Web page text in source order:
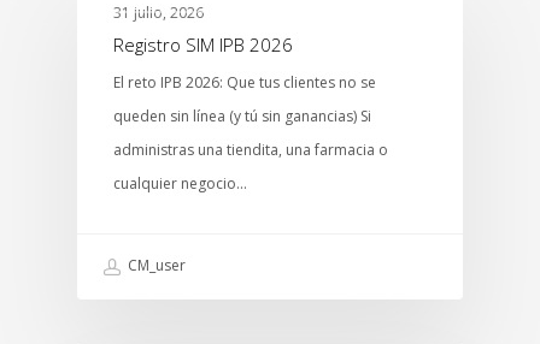
31 julio, 2026
Registro SIM IPB 2026
El reto IPB 2026: Que tus clientes no se
queden sin línea (y tú sin ganancias) Si
administras una tiendita, una farmacia o
cualquier negocio…
CM_user